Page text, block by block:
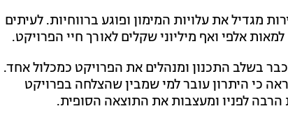
מגדיל את עלויות המימון ופוגע ברווחיות. לעיתים
אלפי ואף מיליוני שקלים לאורך חיי הפרויקט.
בשלב התכנון ומנהלים את הפרויקט כמכלול אחד.
כי היתרון עובר למי שמבין שהצלחה בפרויקט
לפניו ומעצבות את התוצאה הסופית.